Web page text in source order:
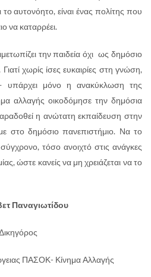
αυτονόητο, είναι ένας πολίτης που
να καταρρέει.
την παιδεία όχι ως δημόσιο
χωρίς ίσες ευκαιρίες στη γνώση,
υπάρχει μόνο η ανακύκλωση της
αλλαγής οικοδόμησε την δημόσια
η ανώτατη εκπαίδευση στην
στο δημόσιο πανεπιστήμιο. Να το
τόσο ανοιχτό στις ανάγκες
ώστε κανείς να μη χρειάζεται να το
Παναγιωτίδου
ΠΑΣΟΚ- Κίνημα Αλλαγής